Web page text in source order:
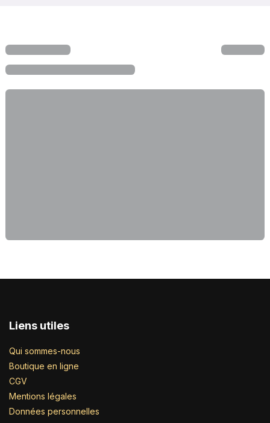
Liens utiles
Qui sommes-nous
Boutique en ligne
CGV
Mentions légales
Données personnelles